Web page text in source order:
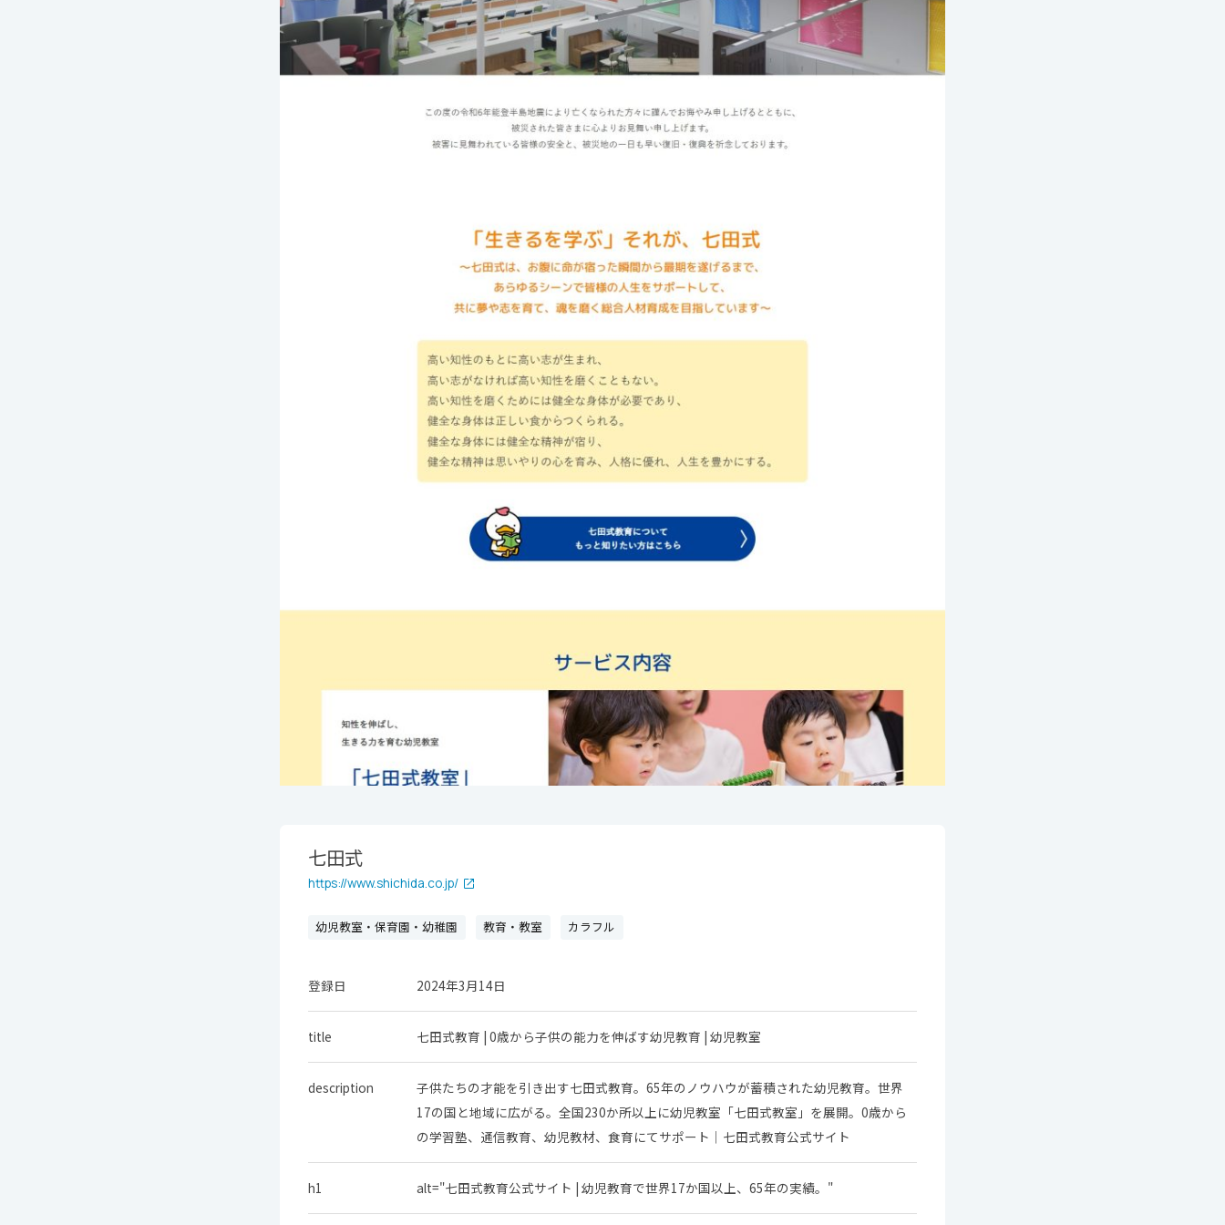
七田式
https://www.shichida.co.jp/
幼児教室・保育園・幼稚園 教育・教室 カラフル
登録日 2024年3月14日
title 七田式教育 | 0歳から子供の能力を伸ばす幼児教育 | 幼児教室
description
子供たちの才能を引き出す七田式教育。65年のノウハウが蓄積された幼児教育。世界
17の国と地域に広がる。全国230か所以上に幼児教室「七田式教室」を展開。0歳から
の学習塾、通信教育、幼児教材、食育にてサポート｜七田式教育公式サイト
h1 alt="七田式教育公式サイト | 幼児教育で世界17か国以上、65年の実績。"